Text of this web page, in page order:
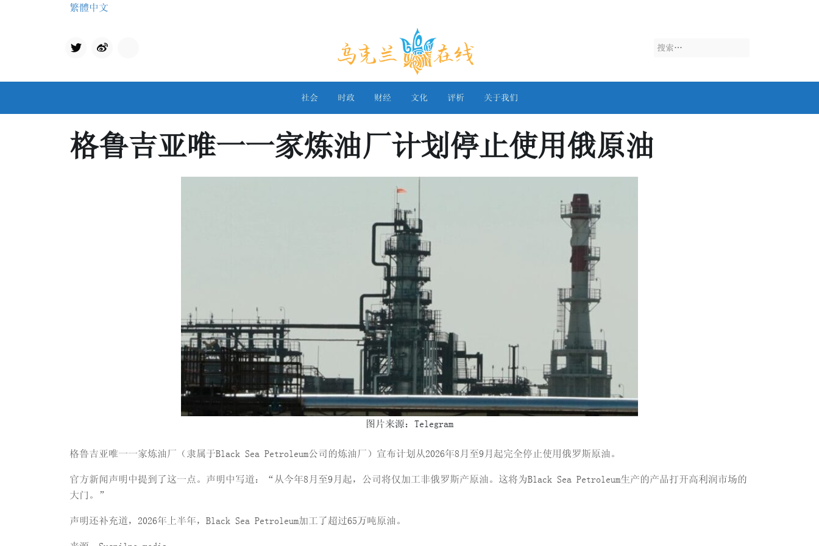
繁體中文
Twit
乌克兰在线
搜
社会 时政 财经 文化 评析 关于我们
格鲁吉亚唯一一家炼油厂计划停止使用俄原油
图片来源：Telegram
格鲁吉亚唯一一家炼油厂（隶属于Black Sea Petroleum公司的炼油厂）宣布计划从2026年8月至9月起完全停止使用俄罗斯原油。
官方新闻声明中提到了这一点。声明中写道：“从今年8月至9月起，公司将仅加工非俄罗斯产原油。这将为Black Sea Petroleum生产的产品打开高利润市场的
大门。”
声明还补充道，2026年上半年，Black Sea Petroleum加工了超过65万吨原油。